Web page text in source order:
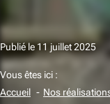
Publié le 11 juillet 2025
Vous êtes ici :
Accueil
Nos